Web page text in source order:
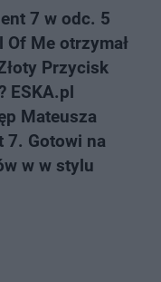
7 w odc. 5
Me otrzymał
Przycisk
ESKA.pl
Mateusza
7. Gotowi na
w w stylu